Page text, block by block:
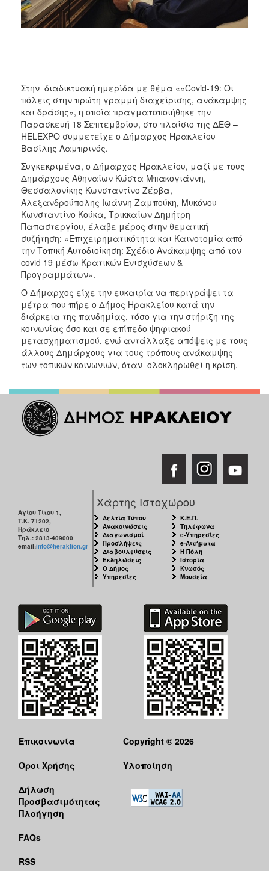
ΤΟΠΟΣ
Στην διαδικτυακή ημερίδα με θέμα ««Covid-19: Οι
πόλεις στην πρώτη γραμμή διαχείρισης, ανάκαμψης
και δράσης», η οποία πραγματοποιήθηκε την
Παρασκευή 18 Σεπτεμβρίου, στο πλαίσιο της ΔΕΘ –
HELEXPO συμμετείχε ο Δήμαρχος Ηρακλείου
Βασίλης Λαμπρινός.
Συγκεκριμένα, ο Δήμαρχος Ηρακλείου, μαζί με τους
Δημάρχους Αθηναίων Κώστα Μπακογιάννη,
Θεσσαλονίκης Κωνσταντίνο Ζέρβα,
Αλεξανδρούπολης Ιωάννη Ζαμπούκη, Μυκόνου
Κωνσταντίνο Κούκα, Τρικκαίων Δημήτρη
Παπαστεργίου, έλαβε μέρος στην θεματική
συζήτηση: «Επιχειρηματικότητα και Καινοτομία από
την Τοπική Αυτοδιοίκηση: Σχέδιο Ανάκαμψης από τον
covid 19 μέσω Κρατικών Ενισχύσεων &
Προγραμμάτων».
Ο Δήμαρχος είχε την ευκαιρία να περιγράψει τα
μέτρα που πήρε ο Δήμος Ηρακλείου κατά την
διάρκεια της πανδημίας, τόσο για την στήριξη της
κοινωνίας όσο και σε επίπεδο ψηφιακού
μετασχηματισμού, ενώ αντάλλαξε απόψεις με τους
άλλους Δημάρχους για τους τρόπους ανάκαμψης
των τοπικών κοινωνιών, όταν ολοκληρωθεί η κρίση.
Αγίου Τίτου 1,
Τ.Κ. 71202,
Ηράκλειο
Τηλ.: 2813-409000
email:info@heraklion.gr
Χάρτης Ιστοχώρου
Δελτία Τύπου
Ανακοινώσεις
Διαγωνισμοί
Προσλήψεις
Διαβουλεύσεις
Εκδηλώσεις
Ο Δήμος
Υπηρεσίες
Κ.Ε.Π.
Τηλέφωνα
e-Υπηρεσίες
e-Αιτήματα
Η Πόλη
Ιστορία
Κνωσός
Μουσεία
Επικοινωνία
Όροι Χρήσης
Δήλωση
Προσβασιμότητας
Πλοήγηση
FAQs
RSS
Copyright © 2026
Υλοποίηση